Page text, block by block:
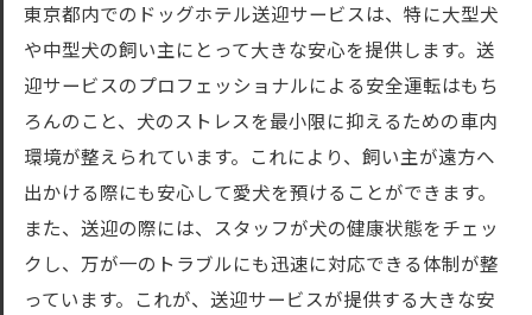
東京都内でのドッグホテル送迎サービスは、特に大型犬
や中型犬の飼い主にとって大きな安心を提供します。送
迎サービスのプロフェッショナルによる安全運転はもち
ろんのこと、犬のストレスを最小限に抑えるための車内
環境が整えられています。これにより、飼い主が遠方へ
出かける際にも安心して愛犬を預けることができます。
また、送迎の際には、スタッフが犬の健康状態をチェッ
クし、万が一のトラブルにも迅速に対応できる体制が整
っています。これが、送迎サービスが提供する大きな安